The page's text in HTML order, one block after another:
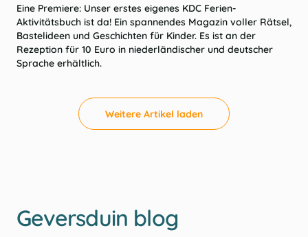
Eine Premiere: Unser erstes eigenes KDC Ferien-
Aktivitätsbuch ist da! Ein spannendes Magazin voller Rätsel,
Bastelideen und Geschichten für Kinder. Es ist an der
Rezeption für 10 Euro in niederländischer und deutscher
Sprache erhältlich.
Weitere Artikel laden
Geversduin blog